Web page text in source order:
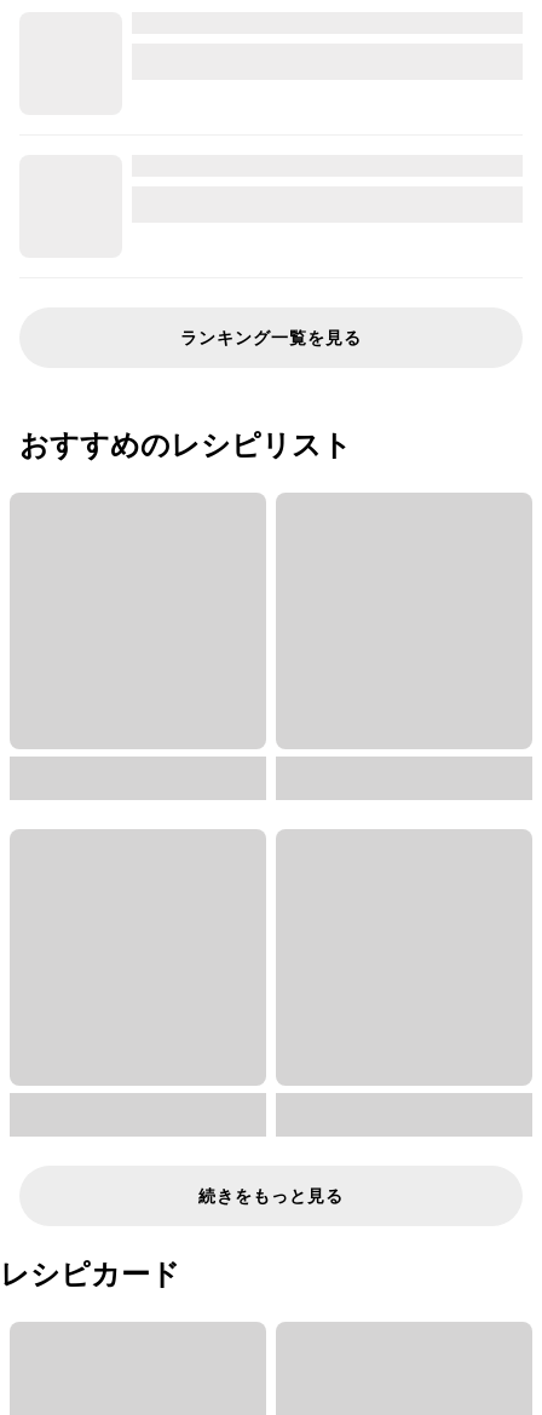
ランキング一覧を見る
おすすめのレシピリスト
続きをもっと見る
レシピカード